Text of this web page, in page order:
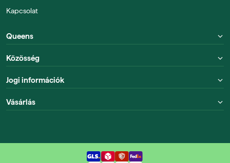
Kapcsolat
Queens
Közösség
Jogi információk
Vásárlás